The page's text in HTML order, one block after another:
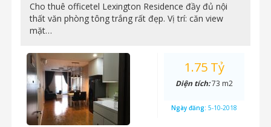
Cho thuê officetel Lexington Residence đầy đủ nội
thất văn phòng tông trắng rất đẹp. Vị trí: căn view
mặt…
1.75 Tỷ
Diện tích:73 m2
Ngày đăng: 5-10-2018